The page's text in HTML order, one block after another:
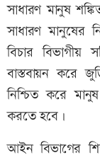
সাধারণ মানুষ
সাধারণ মানুষের
বিচার বিভাগীয়
বাস্তবায়ন করে
নিশ্চিত করে মানুষ
করতে হবে।
আইন বিভাগের